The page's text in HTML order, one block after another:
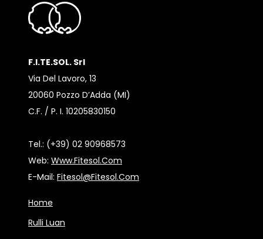
F.I.TE.SOL. Srl
Via Del Lavoro, 13
20060 Pozzo D’Adda (MI)
C.F. / P. I. 10205830150
Tel.: (+39) 02 90968573
Web: Www.fitesol.com
E-Mail: Fitesol@fitesol.com
Home
Rulli Luan